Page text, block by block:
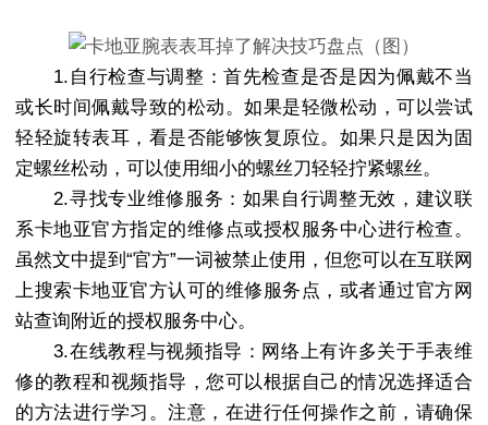
1.自行检查与调整：首先检查是否是因为佩戴不当
或长时间佩戴导致的松动。如果是轻微松动，可以尝试
轻轻旋转表耳，看是否能够恢复原位。如果只是因为固
定螺丝松动，可以使用细小的螺丝刀轻轻拧紧螺丝。
2.寻找专业维修服务：如果自行调整无效，建议联
系卡地亚官方指定的维修点或授权服务中心进行检查。
虽然文中提到“官方”一词被禁止使用，但您可以在互联网
上搜索卡地亚官方认可的维修服务点，或者通过官方网
站查询附近的授权服务中心。
3.在线教程与视频指导：网络上有许多关于手表维
修的教程和视频指导，您可以根据自己的情况选择适合
的方法进行学习。注意，在进行任何操作之前，请确保